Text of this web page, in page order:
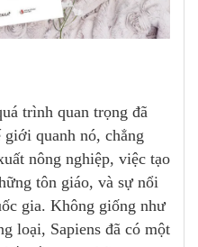
trình quan trọng đã
quanh nó, chẳng
nông nghiệp, việc tạo
tôn giáo, và sự nổi
gia. Không giống như
loại, Sapiens đã có một